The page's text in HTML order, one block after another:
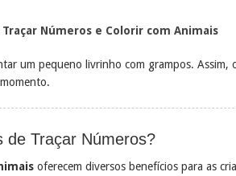
Números e Colorir com Animais
um pequeno livrinho com grampos. Assim,
de Traçar Números?
oferecem diversos benefícios para as